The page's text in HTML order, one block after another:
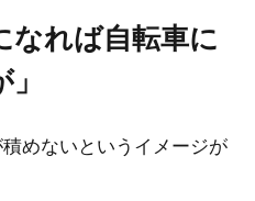
なれば自転車に
めないというイメージが